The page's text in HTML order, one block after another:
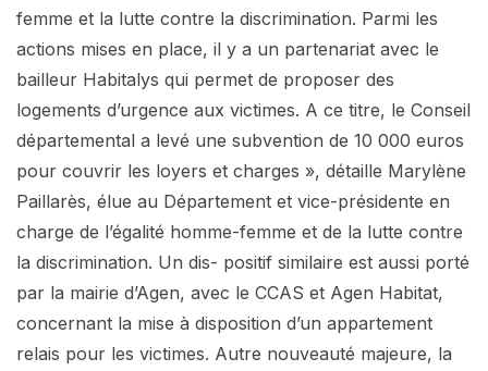
femme et la lutte contre la discrimination. Parmi les
actions mises en place, il y a un partenariat avec le
bailleur Habitalys qui permet de proposer des
logements d’urgence aux victimes. A ce titre, le Conseil
départemental a levé une subvention de 10 000 euros
pour couvrir les loyers et charges », détaille Marylène
Paillarès, élue au Département et vice-présidente en
charge de l’égalité homme-femme et de la lutte contre
la discrimination. Un dis- positif similaire est aussi porté
par la mairie d’Agen, avec le CCAS et Agen Habitat,
concernant la mise à disposition d’un appartement
relais pour les victimes. Autre nouveauté majeure, la